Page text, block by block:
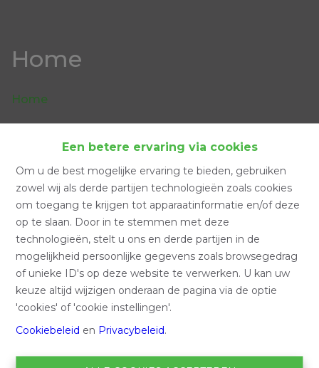
Een betere ervaring via cookies
Om u de best mogelijke ervaring te bieden, gebruiken
zowel wij als derde partijen technologieën zoals cookies
om toegang te krijgen tot apparaatinformatie en/of deze
op te slaan. Door in te stemmen met deze
technologieën, stelt u ons en derde partijen in de
mogelijkheid persoonlijke gegevens zoals browsegedrag
of unieke ID's op deze website te verwerken. U kan uw
keuze altijd wijzigen onderaan de pagina via de optie
'cookies' of 'cookie instellingen'.
Cookiebeleid en Privacybeleid.
Home
Home
Zoeken
Filter